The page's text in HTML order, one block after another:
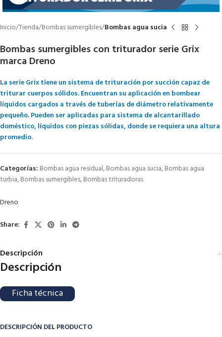
Inicio Tienda Bombas sumergibles Bombas agua sucia
Bombas sumergibles con triturador serie Grix
marca Dreno
La serie Grix tiene un sistema de trituración por succión capaz de
triturar cuerpos sólidos. Encuentran su aplicación en bombear
líquidos cargados a través de tuberías de diámetro relativamente
pequeño. Pueden ser aplicadas para sistema de alcantarillado
doméstico, líquidos con piezas sólidas, donde se requiera una altura
promedio.
Categorías: Bombas agua residual,Bombas agua sucia,Bombas agua
turbia,Bombas sumergibles,Bombas trituradoras
Dreno
Share:
Descripción
Descripción
Ficha técnica
DESCRIPCIÓN DEL PRODUCTO